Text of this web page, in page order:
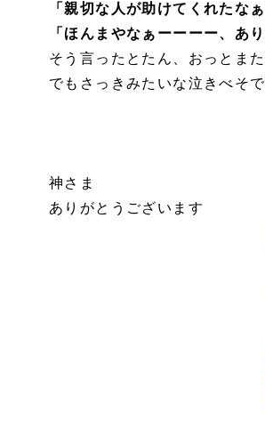
「親切な人が助けてくれたなぁ
「ほんまやなぁーーーー、あ
そう言ったとたん、おっとまた
でもさっきみたいな泣きべそ
神さま
ありがとうございます